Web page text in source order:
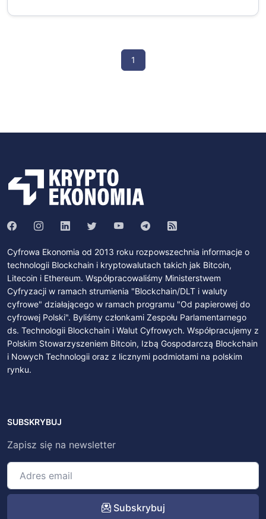
1
Cyfrowa Ekonomia od 2013 roku rozpowszechnia informacje o
technologii Blockchain i kryptowalutach takich jak Bitcoin,
Litecoin i Ethereum. Współpracowaliśmy Ministerstwem
Cyfryzacji w ramach strumienia "Blockchain/DLT i waluty
cyfrowe" działającego w ramach programu "Od papierowej do
cyfrowej Polski". Byliśmy członkami Zespołu Parlamentarnego
ds. Technologii Blockchain i Walut Cyfrowych. Współpracujemy z
Polskim Stowarzyszeniem Bitcoin, Izbą Gospodarczą Blockchain
i Nowych Technologii oraz z licznymi podmiotami na polskim
rynku.
SUBSKRYBUJ
Zapisz się na newsletter
Subskrybuj